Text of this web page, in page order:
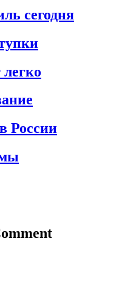
сегодня
России